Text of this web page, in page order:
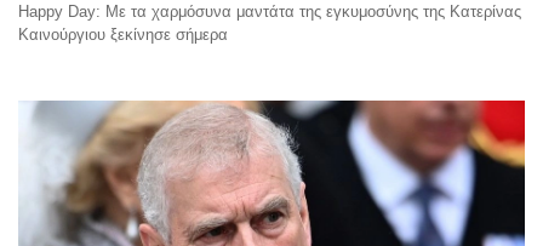
Happy Day: Με τα χαρμόσυνα μαντάτα της εγκυμοσύνης της Κατερίνας
Καινούργιου ξεκίνησε σήμερα